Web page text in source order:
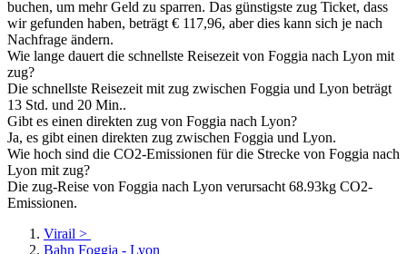
buchen, um mehr Geld zu sparren. Das günstigste zug Ticket, dass
wir gefunden haben, beträgt € 117,96, aber dies kann sich je nach
Nachfrage ändern.
Wie lange dauert die schnellste Reisezeit von Foggia nach Lyon mit
zug?
Die schnellste Reisezeit mit zug zwischen Foggia und Lyon beträgt
13 Std. und 20 Min..
Gibt es einen direkten zug von Foggia nach Lyon?
Ja, es gibt einen direkten zug zwischen Foggia und Lyon.
Wie hoch sind die CO2-Emissionen für die Strecke von Foggia nach
Lyon mit zug?
Die zug-Reise von Foggia nach Lyon verursacht 68.93kg CO2-
Emissionen.
Virail >
Bahn Foggia - Lyon